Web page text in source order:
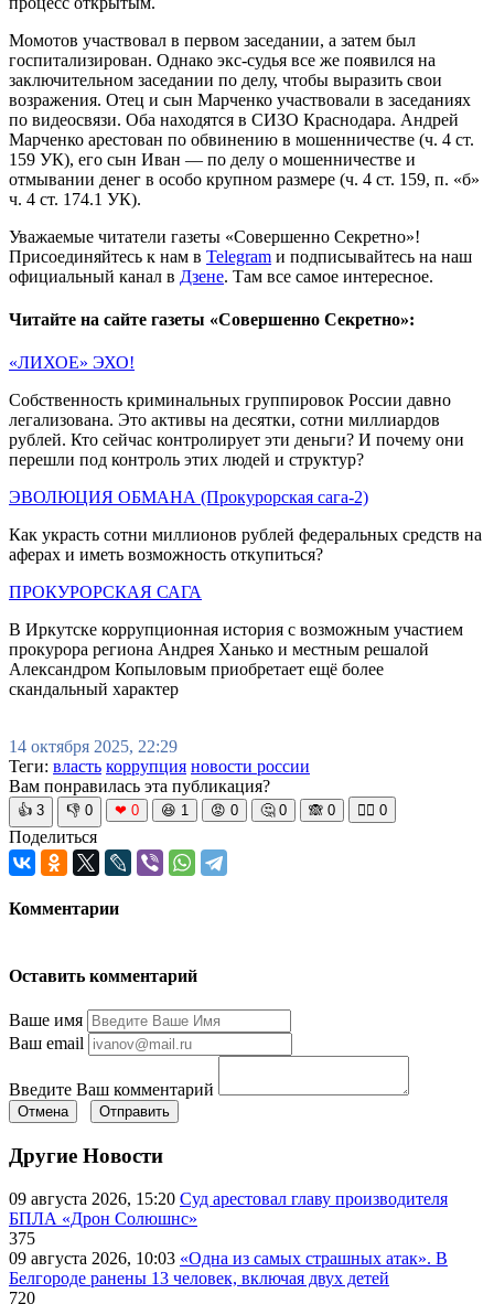
Момотов участвовал в первом заседании, а затем был
госпитализирован. Однако экс-судья все же появился на
заключительном заседании по делу, чтобы выразить свои
возражения. Отец и сын Марченко участвовали в заседаниях
по видеосвязи. Оба находятся в СИЗО Краснодара. Андрей
Марченко арестован по обвинению в мошенничестве (ч. 4 ст.
159 УК), его сын Иван — по делу о мошенничестве и
отмывании денег в особо крупном размере (ч. 4 ст. 159, п. «б»
ч. 4 ст. 174.1 УК).
Уважаемые читатели газеты «Совершенно Секретно»!
Присоединяйтесь к нам в Telegram и подписывайтесь на наш
официальный канал в Дзене. Там все самое интересное.
Читайте на сайте газеты «Совершенно Секретно»:
«ЛИХОЕ» ЭХО!
Собственность криминальных группировок России давно
легализована. Это активы на десятки, сотни миллиардов
рублей. Кто сейчас контролирует эти деньги? И почему они
перешли под контроль этих людей и структур?
ЭВОЛЮЦИЯ ОБМАНА (Прокурорская сага-2)
Как украсть сотни миллионов рублей федеральных средств на
аферах и иметь возможность откупиться?
ПРОКУРОРСКАЯ САГА
В Иркутске коррупционная история с возможным участием
прокурора региона Андрея Ханько и местным решалой
Александром Копыловым приобретает ещё более
скандальный характер
14 октября 2025, 22:29
Теги: власть коррупция новости россии
Вам понравилась эта публикация?
👍 3 👎 0 ❤ 0 😆 1 😡 0 🤔 0 🙈 0 🧘‍♀️ 0
Поделиться
Комментарии
Оставить комментарий
Ваше имя
Ваш email
Введите Ваш комментарий
Отмена Отправить
Другие Новости
09 августа 2026, 15:20 Суд арестовал главу производителя
БПЛА «Дрон Солюшнс»
375
09 августа 2026, 10:03 «Одна из самых страшных атак». В
Белгороде ранены 13 человек, включая двух детей
720